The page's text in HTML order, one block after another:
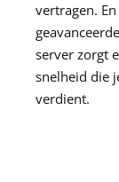
vertragen.
server zorgt
snelheid die
verdient.